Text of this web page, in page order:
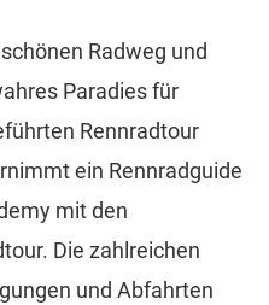
Radweg und
Paradies für
Rennradtour
ein Rennradguide
mit den
Die zahlreichen
und Abfahrten